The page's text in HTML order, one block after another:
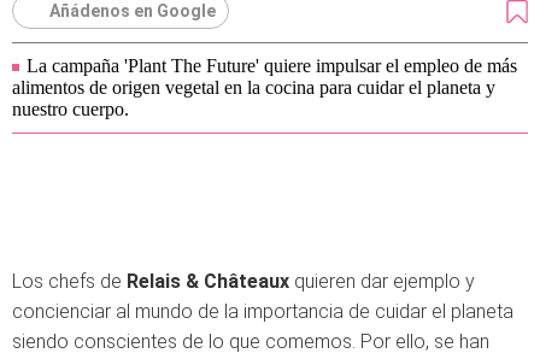
Añádenos en Google
La campaña 'Plant The Future' quiere impulsar el empleo de más
alimentos de origen vegetal en la cocina para cuidar el planeta y
nuestro cuerpo.
Los chefs de Relais & Châteaux quieren dar ejemplo y
concienciar al mundo de la importancia de cuidar el planeta
siendo conscientes de lo que comemos. Por ello, se han